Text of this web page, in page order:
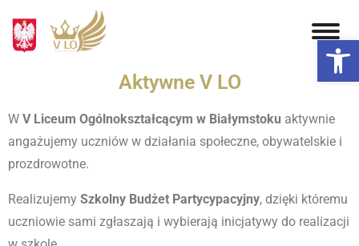
Aktywne V LO
W V Liceum Ogólnokształcącym w Białymstoku aktywnie
angażujemy uczniów w działania społeczne, obywatelskie i
prozdrowotne.
Realizujemy Szkolny Budżet Partycypacyjny, dzięki któremu
uczniowie sami zgłaszają i wybierają inicjatywy do realizacji